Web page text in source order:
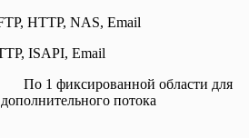
HTTP, NAS, Email
ISAPI, Email
По 1 фиксированной области для
потока